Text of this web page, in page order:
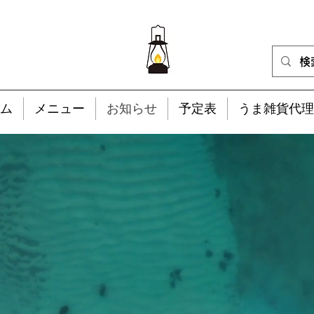
メニュー お知らせ 予定表 うま雑貨代